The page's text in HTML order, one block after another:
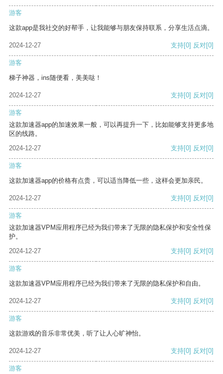
游客
这款app是我社交的好帮手，让我能够与朋友保持联系，分享生活点滴。
2024-12-27 支持[0] 反对[0]
游客
梯子神器，ins随便看，美美哒！
2024-12-27 支持[0] 反对[0]
游客
这款加速器app的加速效果一般，可以再提升一下，比如能够支持更多地
区的线路。
2024-12-27
支持[0] 反对[0]
游客
这款加速器app的价格有点贵，可以适当降低一些，这样会更加亲民。
2024-12-27 支持[0] 反对[0]
游客
这款加速器VPM应用程序已经为我们带来了无限的隐私保护和安全性保
护。
2024-12-27
支持[0] 反对[0]
游客
这款加速器VPM应用程序已经为我们带来了无限的隐私保护和自由。
2024-12-27 支持[0] 反对[0]
游客
这款游戏的音乐非常优美，听了让人心旷神怡。
2024-12-27 支持[0] 反对[0]
游客